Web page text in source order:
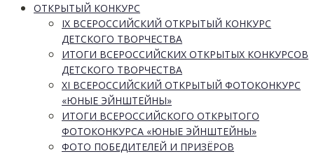
ОТКРЫТЫЙ КОНКУРС
IX ВСЕРОССИЙСКИЙ ОТКРЫТЫЙ КОНКУРС
ДЕТСКОГО ТВОРЧЕСТВА
ИТОГИ ВСЕРОССИЙСКИХ ОТКРЫТЫХ КОНКУРСОВ
ДЕТСКОГО ТВОРЧЕСТВА
XI ВСЕРОССИЙСКИЙ ОТКРЫТЫЙ ФОТОКОНКУРС
«ЮНЫЕ ЭЙНШТЕЙНЫ»
ИТОГИ ВСЕРОССИЙСКОГО ОТКРЫТОГО
ФОТОКОНКУРСА «ЮНЫЕ ЭЙНШТЕЙНЫ»
ФОТО ПОБЕДИТЕЛЕЙ И ПРИЗЁРОВ